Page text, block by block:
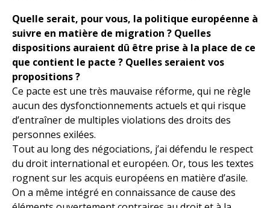
Quelle serait, pour vous, la politique européenne à
suivre en matière de migration ? Quelles
dispositions auraient dû être prise à la place de ce
que contient le pacte ? Quelles seraient vos
propositions ?
Ce pacte est une très mauvaise réforme, qui ne règle
aucun des dysfonctionnements actuels et qui risque
d’entraîner de multiples violations des droits des
personnes exilées.
Tout au long des négociations, j’ai défendu le respect
du droit international et européen. Or, tous les textes
rognent sur les acquis européens en matière d’asile.
On a même intégré en connaissance de cause des